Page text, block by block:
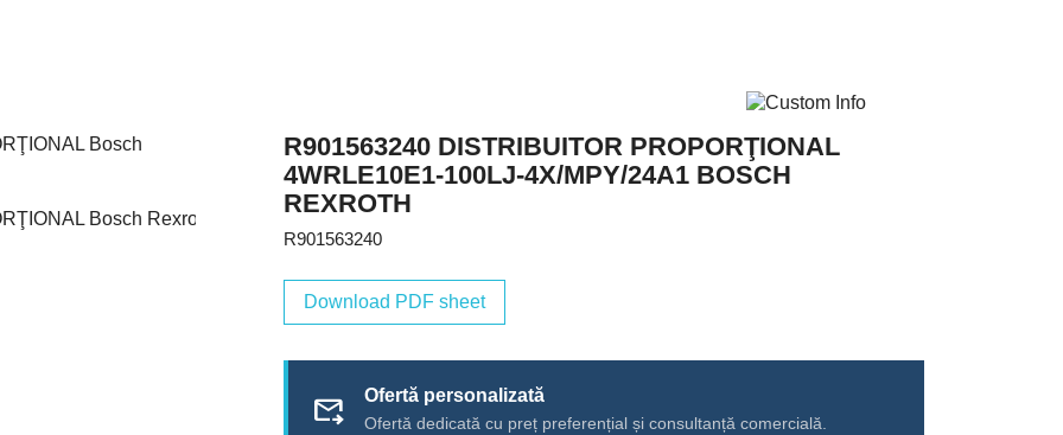
R901563240 DISTRIBUITOR PROPORŢIONAL
4WRLE10E1-100LJ-4X/MPY/24A1 BOSCH
REXROTH
R901563240
Download PDF sheet
forward_to_inbox Ofertă personalizată
Ofertă dedicată cu preț preferențial și consultanță comercială.